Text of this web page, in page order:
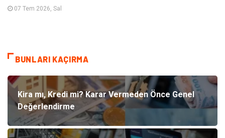
07 Tem 2026, Sal
BUNLARI KAÇIRMA
Kira mı, Kredi mi? Karar Vermeden Önce Genel
Değerlendirme